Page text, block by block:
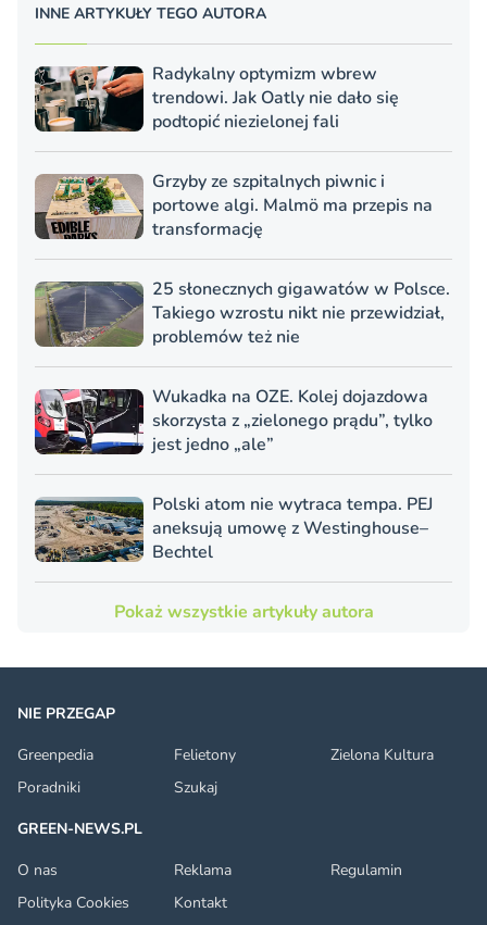
INNE ARTYKUŁY TEGO AUTORA
Radykalny optymizm wbrew
trendowi. Jak Oatly nie dało się
podtopić niezielonej fali
Grzyby ze szpitalnych piwnic i
portowe algi. Malmö ma przepis na
transformację
25 słonecznych gigawatów w Polsce.
Takiego wzrostu nikt nie przewidział,
problemów też nie
Wukadka na OZE. Kolej dojazdowa
skorzysta z „zielonego prądu”, tylko
jest jedno „ale”
Polski atom nie wytraca tempa. PEJ
aneksują umowę z Westinghouse–
Bechtel
Pokaż wszystkie artykuły autora
NIE PRZEGAP
Greenpedia
Felietony
Zielona Kultura
Poradniki
Szukaj
GREEN-NEWS.PL
O nas
Reklama
Regulamin
Polityka Cookies
Kontakt